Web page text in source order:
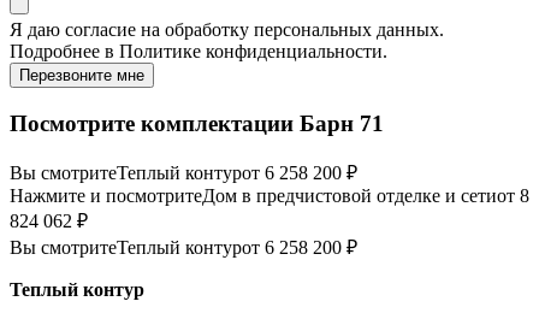
Я даю согласие на обработку персональных данных.
Подробнее в Политике конфиденциальности.
Перезвоните мне
Посмотрите комплектации Барн 71
Вы смотритеТеплый контурот 6 258 200 ₽
Нажмите и посмотритеДом в предчистовой отделке и сетиот 8
824 062 ₽
Вы смотритеТеплый контурот 6 258 200 ₽
Теплый контур